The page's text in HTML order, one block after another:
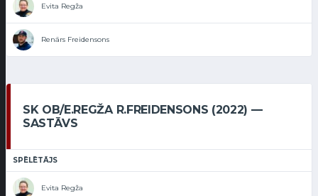
Evita Regža
Renārs Freidensons
SK OB/E.REGŽA R.FREIDENSONS (2022) —
SASTĀVS
SPĒLĒTĀJS
Evita Regža